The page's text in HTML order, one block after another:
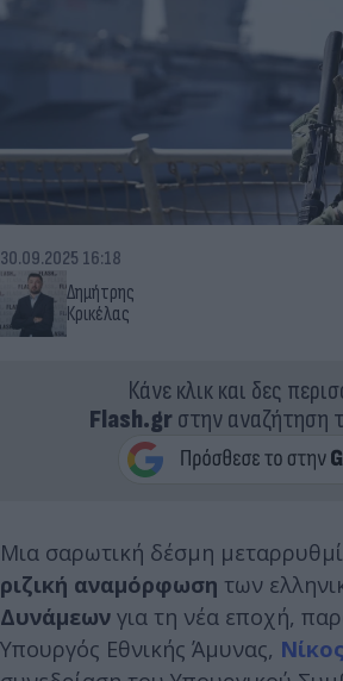
Δημήτρης
Κρικέλας
30.09.2025 16:18
Κάνε κλικ και δες
Flash.grστην αναζήτηση
Μια σαρωτική δέσμη
ριζική αναμόρφωση των
Δυνάμεων για τη νέα εποχή,
Υπουργός Εθνικής Άμυνας,